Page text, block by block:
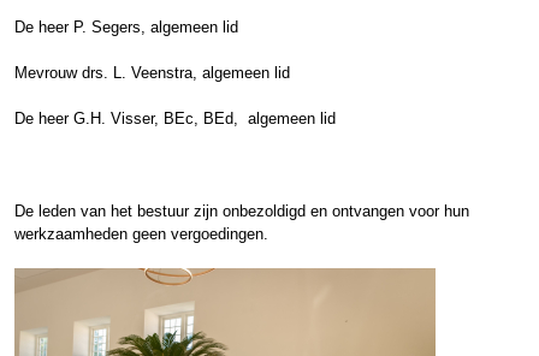
De heer P. Segers, algemeen lid
Mevrouw drs. L. Veenstra, algemeen lid
De heer G.H. Visser, BEc, BEd, algemeen lid
De leden van het bestuur zijn onbezoldigd en ontvangen voor hun
werkzaamheden geen vergoedingen.